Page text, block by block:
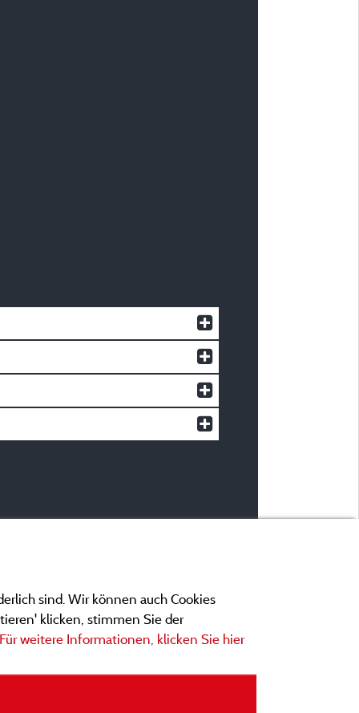
sind. Wir können auch Cookies
klicken, stimmen Sie der
Für weitere Informationen, klicken Sie hier